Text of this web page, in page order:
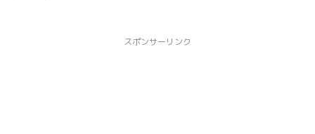
スポンサーリンク